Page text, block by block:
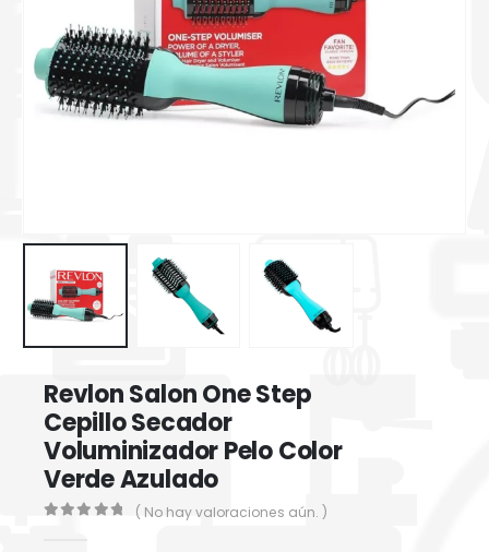
Revlon Salon One Step
Cepillo Secador
Voluminizador Pelo Color
Verde Azulado
( No hay valoraciones aún. )